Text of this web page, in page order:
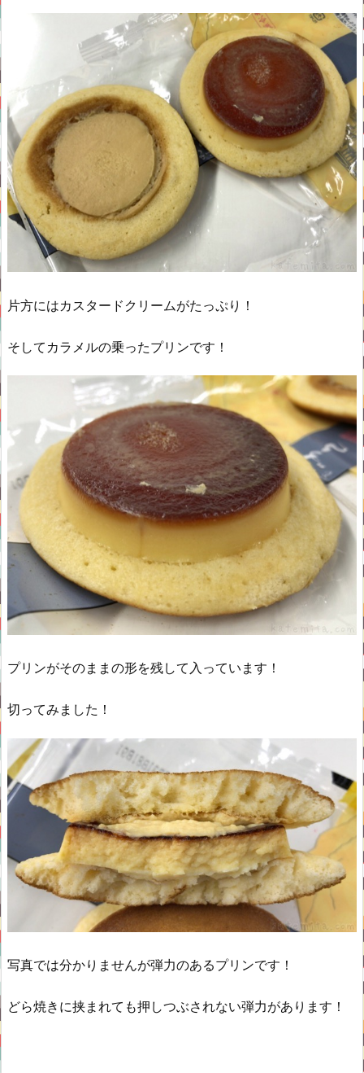
片方にはカスタードクリームがたっぷり！
そしてカラメルの乗ったプリンです！
プリンがそのままの形を残して入っています！
切ってみました！
写真では分かりませんが弾力のあるプリンです！
どら焼きに挟まれても押しつぶされない弾力があります！